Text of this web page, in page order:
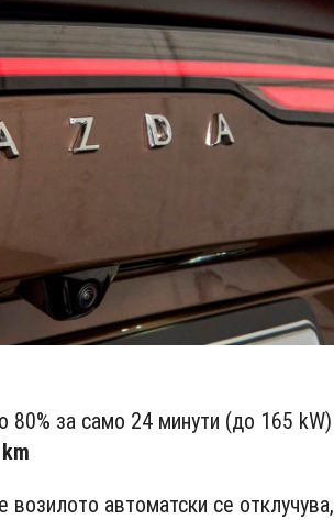
за само 24 минути (до 165 kW)
возилото автоматски се отклучува,